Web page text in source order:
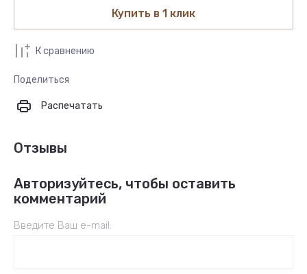
Купить в 1 клик
К сравнению
Поделиться
Распечатать
Отзывы
Авторизуйтесь, чтобы оставить
комментарий
Введите Ваш e-mail: